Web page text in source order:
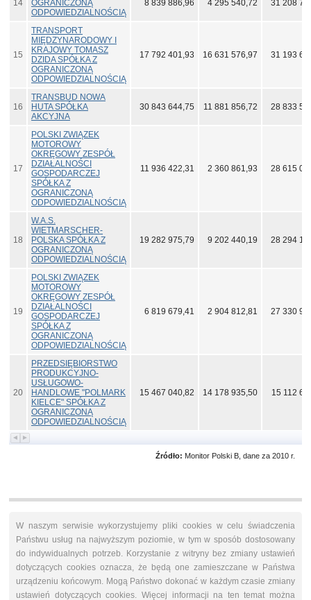
14
OGRANICZONĄ
ODPOWIEDZIALNOŚCIĄ
8 839 886,96 4 295 540,72 31 208
15
TRANSPORT
MIĘDZYNARODOWY I
KRAJOWY TOMASZ
DZIDA SPÓŁKA Z
OGRANICZONĄ
ODPOWIEDZIALNOŚCIĄ
17 792 401,93 16 631 576,97 31 193
16
TRANSBUD NOWA
HUTA SPÓŁKA
AKCYJNA
30 843 644,75 11 881 856,72 28 833
17
POLSKI ZWIĄZEK
MOTOROWY
OKRĘGOWY ZESPÓŁ
DZIAŁALNOŚCI
GOSPODARCZEJ
SPÓŁKA Z
OGRANICZONĄ
ODPOWIEDZIALNOŚCIĄ
11 936 422,31 2 360 861,93 28 615
18
W.A.S.
WIETMARSCHER-
POLSKA SPÓŁKA Z
OGRANICZONĄ
ODPOWIEDZIALNOŚCIĄ
19 282 975,79 9 202 440,19 28 294
19
POLSKI ZWIĄZEK
MOTOROWY
OKRĘGOWY ZESPÓŁ
DZIAŁALNOŚCI
GOSPODARCZEJ
SPÓŁKA Z
OGRANICZONĄ
ODPOWIEDZIALNOŚCIĄ
6 819 679,41 2 904 812,81 27 330
20
PRZEDSIĘBIORSTWO
PRODUKCYJNO-
USŁUGOWO-
HANDLOWE "POLMARK
KIELCE" SPÓŁKA Z
OGRANICZONĄ
ODPOWIEDZIALNOŚCIĄ
15 467 040,82 14 178 935,50 15 112
Źródło: Monitor Polski B, dane za 2010 r.
W naszym serwisie wykorzystujemy pliki cookies w celu świadczenia
Państwu usług na najwyższym poziomie, w tym w sposób dostosowany
do indywidualnych potrzeb. Korzystanie z witryny bez zmiany ustawień
dotyczących cookies oznacza, że będą one zamieszczane w Państwa
urządzeniu końcowym. Mogą Państwo dokonać w każdym czasie zmiany
ustawień dotyczących cookies. Więcej informacji na ten temat można